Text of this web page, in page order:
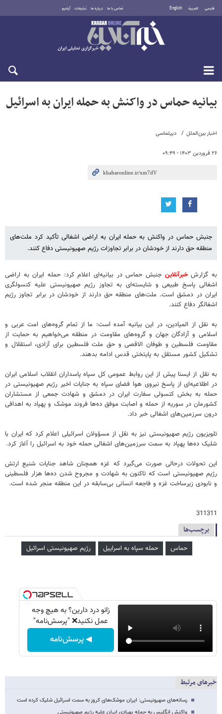
فارسی العربية English تماس با ما درباره ما تبلیغات آرشیو
جمعه ۱۶ مرداد ۱۴۰۵
اخبار بین‌الملل دیپلماسی
۲۶ فروردین ۱۴۰۳ - ۰۹:۴۹
بیانیه حماس در واکنش به حمله ایران به اسرائیل
جنبش حماس در واکنش به حمله ایران به اراضی اشغالی تأکید کرد ملت‌های
منطقه حق دارند از خودشان در برابر تجاوزات رژیم صهیونیستی دفاع کنند.
به گزارشخبرآنلاین جنبش حماس در بیانیه‌ای اعلام کرد: حمله ایران به اراضی
اشغالی پاسخ طبیعی و شایسته‌ای به تجاوز رژیم صهیونیستی علیه کنسولگری
ایران در دمشق است. ملت‌های منطقه حق دارند از خودشان در برابر تجاوز رژیم
اشغالگر دفاع کنند.
به نقل از المیادین، در این بیانیه آمده است: ما از تمام گروه‌های امت عربی و
اسلامی و آزادگان جهان و گروه‌های مقاومت در منطقه می‌خواهیم به حمایت از
مقاومت فلسطین و طوفان الاقصی و حق ملت فلسطین برای آزادی، استقلال و
تشکیل کشور مستقل به پایتختی قدس ادامه بدهند.
به نقل از ایسنا پیش از این روابط عمومی کل سپاه پاسداران انقلاب اسلامی ایران
در اطلاعیه‌ای از پاسخ نیروی هوا فضای سپاه به جنایات اخیر رژیم صهیونیستی در
حمله به بخش کنسولی سفارت ایران در دمشق و شهادت جمعی از مستشاران
کشورمان در سوریه از حمله و اصابت موفق ده‌ها فروند موشک و پهپاد به اهدافی
درون سرزمین‌های اشغالی خبر داد.
تلویزیون رژیم صهیونیستی نیز به نقل از مسؤولان اسرائیلی اعلام کرد که ایران با
شلیک ده‌ها پهپاد به سمت سرزمین‌های اشغالی حمله خود به اسرائیل را آغاز کرد.
این تحولات درحالی صورت می‌گیرد که غزه همچنان شاهد جنایات شنیع ارتش
رژیم صهیونیستی است که تاکنون به شهادت و مجروح شدن ده‌ها هزار فلسطینی
و نابودی زیرساخت غزه و فاجعه انسانی بی‌سابقه در این منطقه منجر شده است.
311311
برچسب‌ها
حماس حمله سپاه به اسراییل رژیم صهیونیستی اسرائیل
زانو درد دارین؟ به هیچ وجه
عمل نکنید❌ "پرسش‌نامه"
◀ پرسش‌نامه
خبرهای مرتبط
رسانه‌های صهیونیستی: ایران موشک‌های کروز به سمت اسرائیل شلیک کرده است
واکنش انگلیس به حمله پهپادی ایران علیه رژیم صهیونیستی